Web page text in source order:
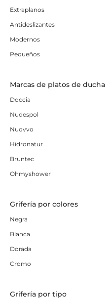
Extraplanos
Antideslizantes
Modernos
Pequeños
Marcas de platos de ducha
Doccia
Nudespol
Nuovvo
Hidronatur
Bruntec
Ohmyshower
Grifería por colores
Negra
Blanca
Dorada
Cromo
Grifería por tipo